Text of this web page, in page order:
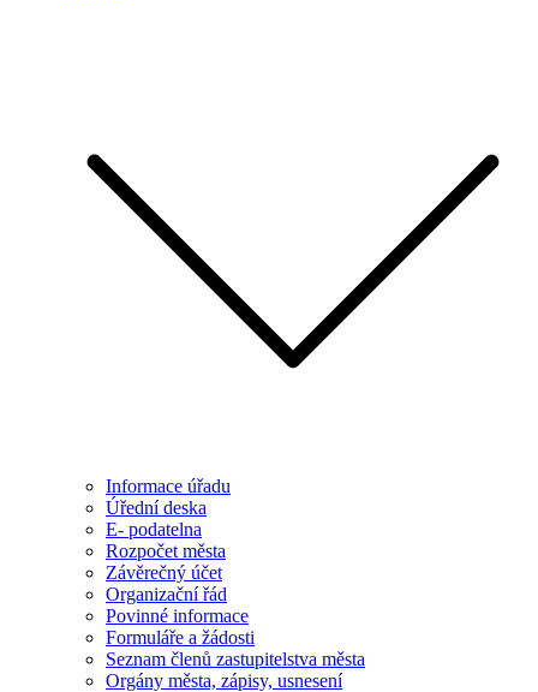
Informace úřadu
Úřední deska
E- podatelna
Rozpočet města
Závěrečný účet
Organizační řád
Povinné informace
Formuláře a žádosti
Seznam členů zastupitelstva města
Orgány města, zápisy, usnesení